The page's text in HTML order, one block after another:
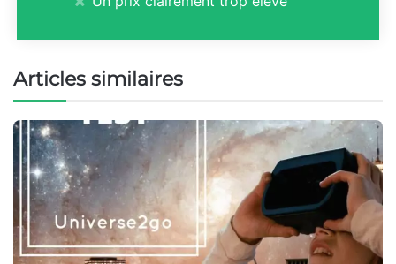
Articles similaires